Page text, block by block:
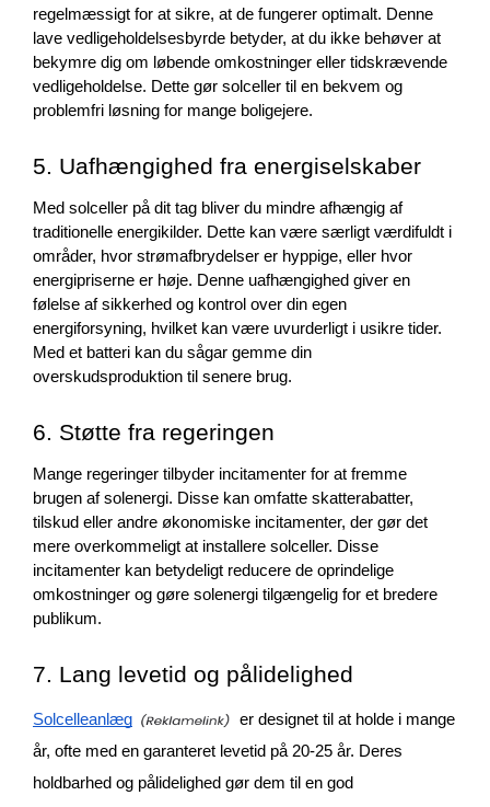
regelmæssigt for at sikre, at de fungerer optimalt. Denne
lave vedligeholdelsesbyrde betyder, at du ikke behøver at
bekymre dig om løbende omkostninger eller tidskrævende
vedligeholdelse. Dette gør solceller til en bekvem og
problemfri løsning for mange boligejere.
5. Uafhængighed fra energiselskaber
Med solceller på dit tag bliver du mindre afhængig af
traditionelle energikilder. Dette kan være særligt værdifuldt i
områder, hvor strømafbrydelser er hyppige, eller hvor
energipriserne er høje. Denne uafhængighed giver en
følelse af sikkerhed og kontrol over din egen
energiforsyning, hvilket kan være uvurderligt i usikre tider.
Med et batteri kan du sågar gemme din
overskudsproduktion til senere brug.
6. Støtte fra regeringen
Mange regeringer tilbyder incitamenter for at fremme
brugen af solenergi. Disse kan omfatte skatterabatter,
tilskud eller andre økonomiske incitamenter, der gør det
mere overkommeligt at installere solceller. Disse
incitamenter kan betydeligt reducere de oprindelige
omkostninger og gøre solenergi tilgængelig for et bredere
publikum.
7. Lang levetid og pålidelighed
Solcelleanlæg
er designet til at holde i mange
år, ofte med en garanteret levetid på 20-25 år. Deres
holdbarhed og pålidelighed gør dem til en god